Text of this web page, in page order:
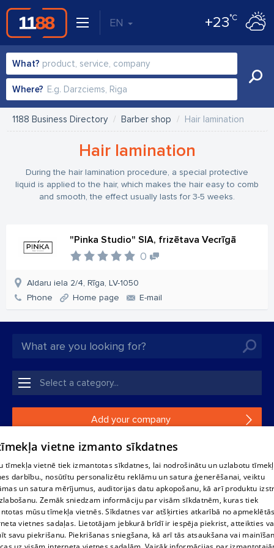
EN +23°C
What?
Where?
1188 Business Directory Barber shop Hair lamination
Hair lamination
During the hair lamination procedure, a special protective
liquid is applied to the hair, which makes the hair easy to comb
and smooth, the effect usually lasts for 3-5 weeks.
"Pinka Studio" SIA, frizētava Vecrīgā
0
Aldaru iela 2/4, Rīga, LV-1050
Phone
Home page E-mail
Add your company
If your company is not in our database, please fill in a
Reproduction, or distribution of 1188 database, its parts or the
information contained in the database, or parts of information in
any form is strictly prohibited. Also automatic download is
prohibited. Reproduction of any material published on the
website 1188 is strictly forbidden without the editorial license of
vietne izmanto sīkdatnes
tīmekļa vietnē tiek izmantotas sīkdatnes, lai nodrošinātu un uzlabotu
darbību., nosūtītu personalizētu reklāmu un satura ģenerēšanai, veiktu
un satura mērījumus, auditorijas datu apkopošanu, kā arī produktu
Zemāk sniedzam informāciju par visām sīkdatnēm, kuras tiek
mūsu tīmekļa vietnēs. Sīkdatnes var atšķirties atkarībā no
vietnes sadaļas. Lietotājam jebkurā brīdī ir iespēja piekrist, atteikties
savu piekrišanu. Piekrišanas sniegšana, kā arī tās atsaukšana vai